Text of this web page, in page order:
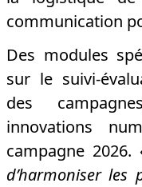
communication
Des modules
sur le suivi-
des
innovations
campagne 2026.
d’harmoniser